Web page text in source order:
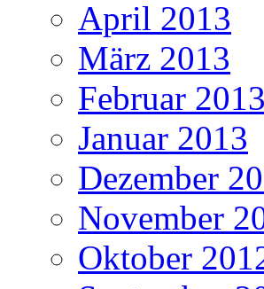
April 2013
März 2013
Februar 2013
Januar 2013
Dezember
November
Oktober